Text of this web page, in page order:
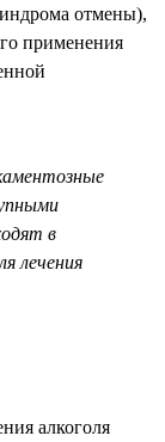
отмены),
применения
в
лечения
алкоголя